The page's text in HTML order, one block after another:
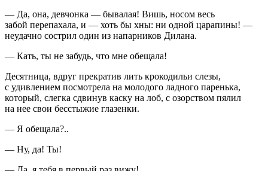
— Да, она, девчонка — бывалая! Вишь, носом весь
забой перепахала, и — хоть бы хны: ни одной царапины! —
неудачно сострил один из напарников Дилана.
— Кать, ты не забудь, что мне обещала!
Десятница, вдруг прекратив лить крокодильи слезы,
с удивлением посмотрела на молодого ладного паренька,
который, слегка сдвинув каску на лоб, с озорством пялил
на нее свои бесстыжие глазенки.
— Я обещала?..
— Ну, да! Ты!